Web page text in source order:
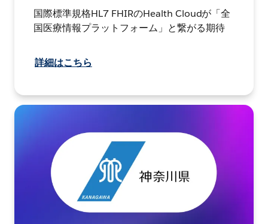
国際標準規格HL7 FHIRのHealth Cloudが「全
国医療情報プラットフォーム」と繋がる期待
詳細はこちら